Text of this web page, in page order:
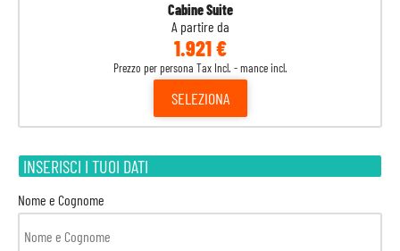
Cabine Suite
A partire da
1.921 €
Prezzo per persona Tax Incl. - mance incl.
SELEZIONA
INSERISCI I TUOI DATI
Nome e Cognome